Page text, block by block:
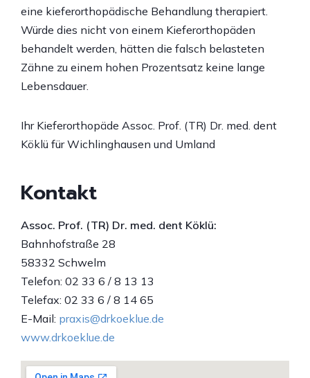
eine kieferorthopädische Behandlung therapiert.
Würde dies nicht von einem Kieferorthopäden
behandelt werden, hätten die falsch belasteten
Zähne zu einem hohen Prozentsatz keine lange
Lebensdauer.
Ihr Kieferorthopäde Assoc. Prof. (TR) Dr. med. dent
Köklü für Wichlinghausen und Umland
Kontakt
Assoc. Prof. (TR) Dr. med. dent Köklü:
Bahnhofstraße 28
58332 Schwelm
Telefon: 02 33 6 / 8 13 13
Telefax: 02 33 6 / 8 14 65
E-Mail: praxis@drkoeklue.de
www.drkoeklue.de